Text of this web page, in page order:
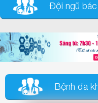
Đội ngũ
Bệnh đa